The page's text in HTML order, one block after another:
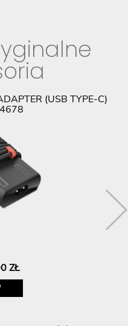
(USB TYPE-C)
ZŁ